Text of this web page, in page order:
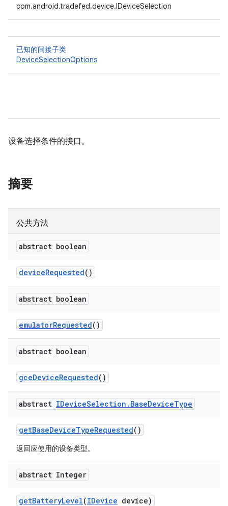
com.android.tradefed.device.IDeviceSelection
已知的间接子类
DeviceSelectionOptions
设备选择条件的接口。
摘要
公共方法
abstract boolean
deviceRequested()
abstract boolean
emulatorRequested()
abstract boolean
gceDeviceRequested()
abstract IDeviceSelection . BaseDeviceType
getBaseDeviceTypeRequested()
返回应使用的设备类型。
abstract Integer
getBatteryLevel(IDevice device)